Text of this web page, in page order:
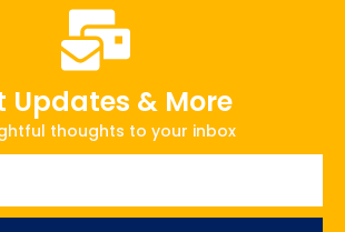
Updates & More
thoughts to your inbox